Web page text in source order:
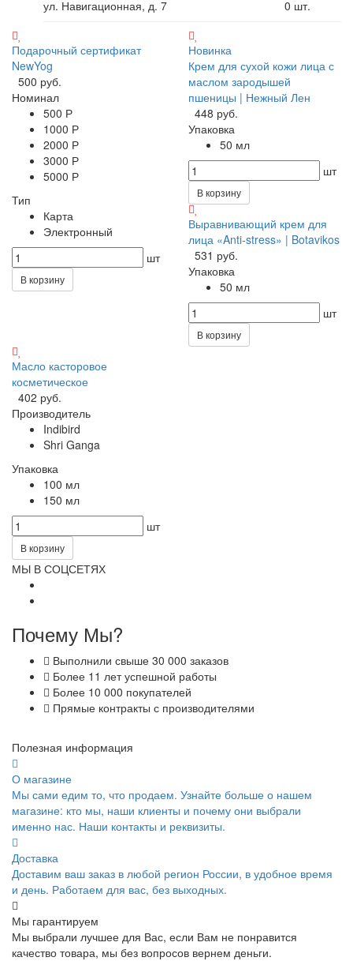
ул. Навигационная, д. 7 0 шт.
Подарочный сертификат
NewYog
500 руб.
Номинал
500 Р
1000 Р
2000 Р
3000 Р
5000 Р
Тип
Карта
Электронный
шт
В корзину
Новинка
Крем для сухой кожи лица с
маслом зародышей
пшеницы | Нежный Лен
448 руб.
Упаковка
50 мл
шт
В корзину
Выравнивающий крем для
лица «Anti-stress» | Botavikos
531 руб.
Упаковка
50 мл
шт
В корзину
Масло касторовое
косметическое
402 руб.
Производитель
Indibird
Shri Ganga
Упаковка
100 мл
150 мл
шт
В корзину
МЫ В СОЦСЕТЯХ
Почему Мы?
Выполнили свыше 30 000 заказов
Более 11 лет успешной работы
Более 10 000 покупателей
Прямые контракты с производителями
Полезная информация
О магазине
Мы сами едим то, что продаем. Узнайте больше о нашем
магазине: кто мы, наши клиенты и почему они выбрали
именно нас. Наши контакты и реквизиты.
Доставка
Доставим ваш заказ в любой регион России, в удобное время
и день. Работаем для вас, без выходных.
Мы гарантируем
Мы выбрали лучшее для Вас, если Вам не понравится
качество товара, мы без вопросов вернем деньги.